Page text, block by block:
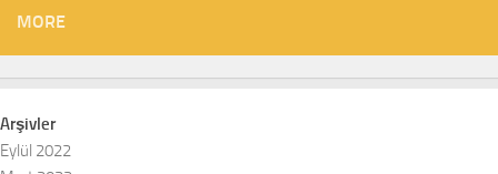
MORE
Arşivler
Eylül 2022